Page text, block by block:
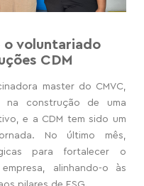
o voluntariado
CDM
master do CMVC,
na construção de uma
e a CDM tem sido um
No último mês,
para fortalecer o
alinhando-o às